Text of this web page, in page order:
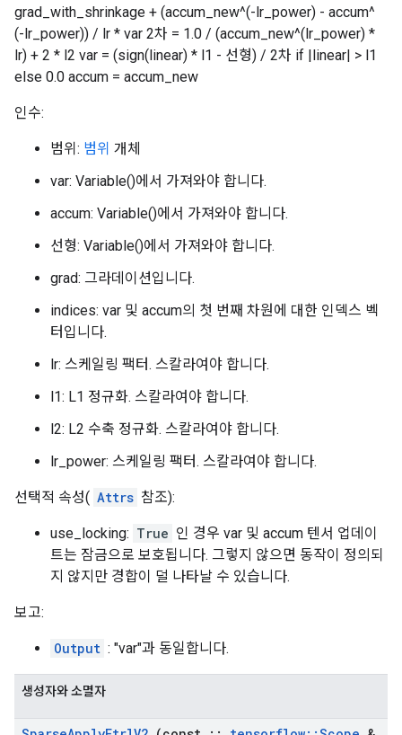
grad_with_shrinkage + (accum_new^(-lr_power) - accum^
(-lr_power)) / lr * var 2차 = 1.0 / (accum_new^(lr_power) *
lr) + 2 * l2 var = (sign(linear) * l1 - 선형) / 2차 if |linear| > l1
else 0.0 accum = accum_new
인수:
범위: 범위 개체
var: Variable()에서 가져와야 합니다.
accum: Variable()에서 가져와야 합니다.
선형: Variable()에서 가져와야 합니다.
grad: 그라데이션입니다.
indices: var 및 accum의 첫 번째 차원에 대한 인덱스 벡
터입니다.
lr: 스케일링 팩터. 스칼라여야 합니다.
l1: L1 정규화. 스칼라여야 합니다.
l2: L2 수축 ​​정규화. 스칼라여야 합니다.
lr_power: 스케일링 팩터. 스칼라여야 합니다.
선택적 속성( Attrs 참조):
use_locking: True 인 경우 var 및 accum 텐서 업데이
트는 잠금으로 보호됩니다. 그렇지 않으면 동작이 정의되
지 않지만 경합이 덜 나타날 수 있습니다.
보고:
Output : "var"과 동일합니다.
생성자와 소멸자